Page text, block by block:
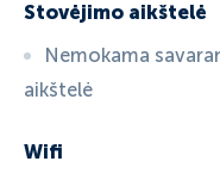
Stovėjimo aikštelė
Nemokama
aikštelė
Wifi